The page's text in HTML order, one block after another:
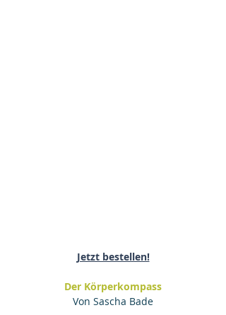
Jetzt bestellen!
Der Körperkompass
Von Sascha Bade